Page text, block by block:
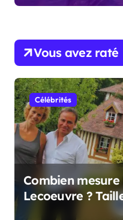
Vous avez raté
Célébrités
Combien mesure
Lecoeuvre ?
et informations